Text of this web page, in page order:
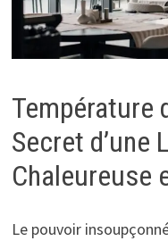
Température
Secret d’une
Chaleureuse
Le pouvoir